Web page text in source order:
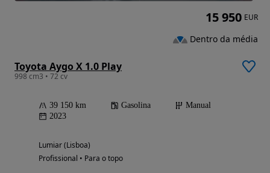
Toyota Aygo X 1.0 Play
998 cm3 • 72 cv
39 150 km Gasolina
Manual
2023
Lumiar (Lisboa)
Profissional • Para o topo
15 950 EUR
Dentro da média